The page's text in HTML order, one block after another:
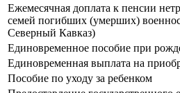
Ежемесячная доплата к пенсии
семей погибших (умерших)
Северный Кавказ)
Единовременное пособие при
Единовременная выплата на
Пособие по уходу за ребенком